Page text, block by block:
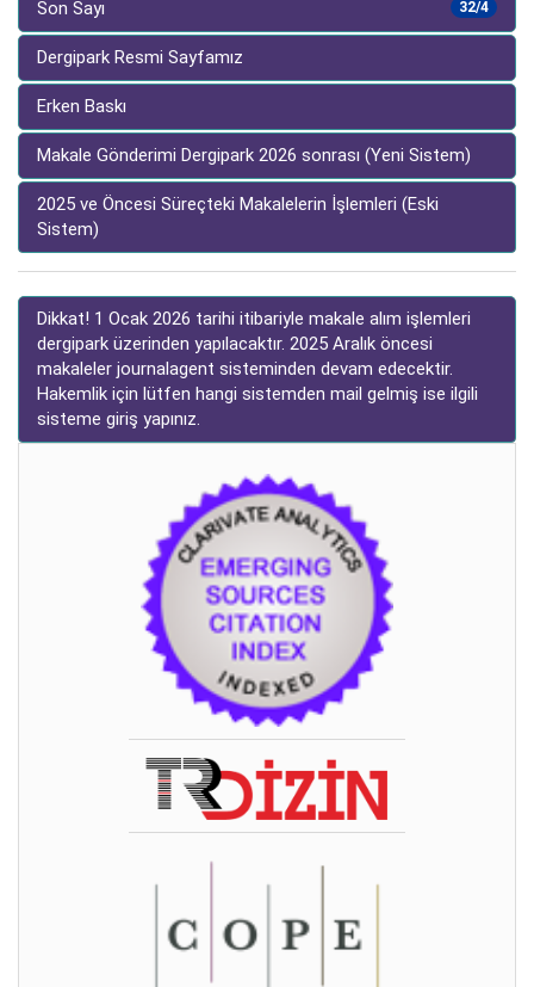
32/4
Son Sayı
Dergipark Resmi Sayfamız
Erken Baskı
Makale Gönderimi Dergipark 2026 sonrası (Yeni Sistem)
2025 ve Öncesi Süreçteki Makalelerin İşlemleri (Eski
Sistem)
Dikkat! 1 Ocak 2026 tarihi itibariyle makale alım işlemleri
dergipark üzerinden yapılacaktır. 2025 Aralık öncesi
makaleler journalagent sisteminden devam edecektir.
Hakemlik için lütfen hangi sistemden mail gelmiş ise ilgili
sisteme giriş yapınız.